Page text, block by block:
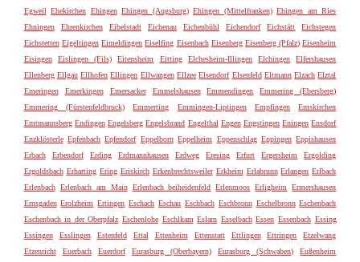
Egweil Ehekirchen Ehingen Ehingen (Augsburg) Ehingen (Mittelfranken) Ehingen am Ries
Ehningen
Ehrenkirchen Eibelstadt Eichenau Eichenbühl Eichendorf Eichstätt
Eichstegen
Eichstetten Eigeltingen Eimeldingen Eiselfing Eisenbach Eisenberg Eisenberg (Pfalz) Eisenheim
Eisingen
Eislingen (Fils) Eitensheim Eitting Elchesheim-Illingen Elchingen
Elfershausen
Ellenberg Ellgau Ellhofen Ellingen Ellwangen Ellzee Elsendorf Elsenfeld Eltmann Elzach Elztal
Emeringen
Emerkingen Emersacker Emmelshausen Emmendingen
Emmering (Ebersberg)
Emmering (Fürstenfeldbruck)
Emmerting Emmingen-Liptingen Empfingen
Emskirchen
Emtmannsberg Endingen Engelsberg Engelsbrand Engelthal Engen Engstingen Eningen Ensdorf
Enzklösterle Epfenbach Epfendorf Eppelborn Eppelheim Eppenschlag Eppingen Eppishausen
Erbach
Erbendorf Erding Erdmannhausen Erdweg Eresing Erfurt Ergersheim
Ergolding
Ergoldsbach Erharting Ering Eriskirch Erkenbrechtsweiler Erkheim Erlabrunn Erlangen Erlbach
Erlenbach Erlenbach am Main Erlenbach beiheidenfeld Erlenmoos Erligheim
Ermershausen
Ernsgaden Erolzheim Ertingen Eschach Eschau Eschbach Eschbronn Eschelbronn Eschenbach
Eschenbach in der Oberpfalz Eschenlohe Eschlkam Eslarn Esselbach Essen Essenbach Essing
Essingen
Esslingen Estenfeld Ettal Ettenheim Ettenstatt Ettlingen Ettringen
Etzelwang
Etzenricht
Euerbach Euerdorf Eurasburg (Oberbayern) Eurasburg (Schwaben)
Eußenheim